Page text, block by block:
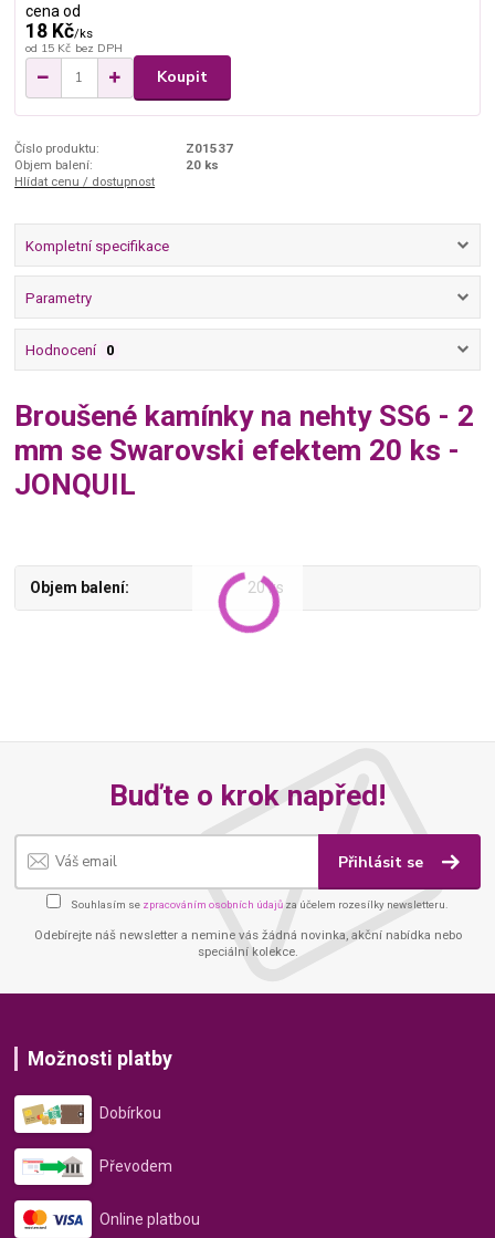
cena od
18 Kč/ks
od 15 Kč bez DPH
Koupit
Číslo produktu:
Z01537
Objem balení:
20 ks
Hlídat cenu / dostupnost
Kompletní specifikace
Parametry
Hodnocení 0
Broušené kamínky na nehty SS6 - 2
mm se Swarovski efektem 20 ks -
JONQUIL
Objem balení 20 ks
Buďte o krok napřed!
Přihlásit se
Souhlasím se zpracováním osobních údajů za účelem rozesílky newsletteru.
Odebírejte náš newsletter a nemine vás žádná novinka, akční nabídka nebo
speciální kolekce.
Možnosti platby
Dobírkou
Převodem
Online platbou